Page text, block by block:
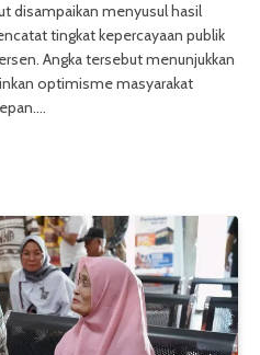
disampaikan menyusul hasil
tingkat kepercayaan publik
Angka tersebut menunjukkan
optimisme masyarakat